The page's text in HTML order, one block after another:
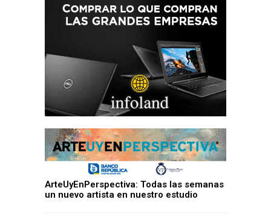
ArteUyEnPerspectiva: Todas las semanas
un nuevo artista en nuestro estudio